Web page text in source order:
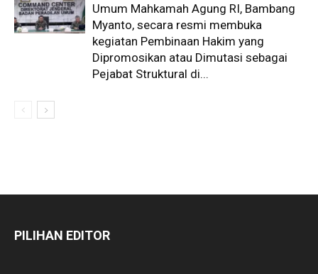
Umum Mahkamah Agung RI, Bambang
Myanto, secara resmi membuka
kegiatan Pembinaan Hakim yang
Dipromosikan atau Dimutasi sebagai
Pejabat Struktural di...
PILIHAN EDITOR